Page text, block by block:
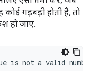
गड़बड़ी होती है, तो
हो जाए.
is not a valid